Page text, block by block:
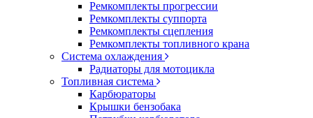
Ремкомплекты прогрессии
Ремкомплекты суппорта
Ремкомплекты сцепления
Ремкомплекты топливного крана
Система охлаждения
Радиаторы для мотоцикла
Топливная система
Карбюраторы
Крышки бензобака